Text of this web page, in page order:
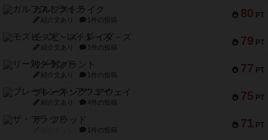
80 PT
ガルフストライク
紹介文あり 1件の投稿
79 PT
モズビ－ズ・レイダ－ズ
紹介文あり 1件の投稿
77 PT
リー対グラント
紹介文あり 1件の投稿
75 PT
ブレーキング・アウェイ
紹介文あり 4件の投稿
71 PT
ザ・フラッド
1件の投稿